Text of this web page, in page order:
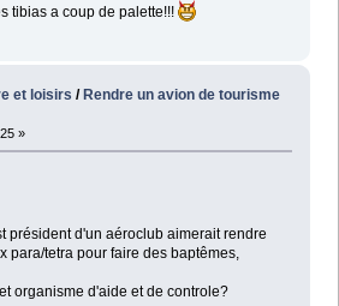
tibias a coup de palette!!!
et loisirs / Rendre un avion de tourisme
»
président d'un aéroclub aimerait rendre
para/tetra pour faire des baptêmes,
organisme d'aide et de controle?